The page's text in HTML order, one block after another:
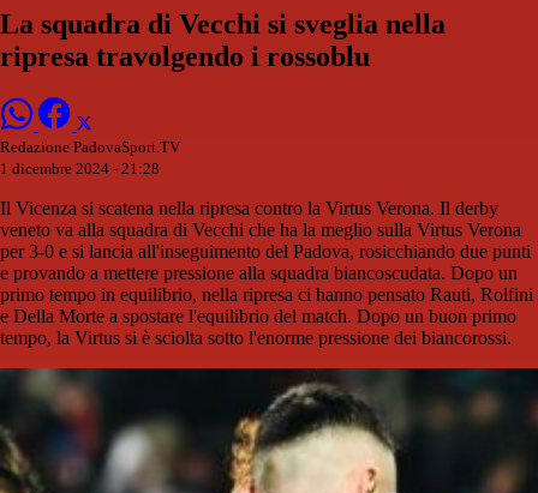
La squadra di Vecchi si sveglia nella
ripresa travolgendo i rossoblu
Redazione PadovaSport.TV
1 dicembre 2024 - 21:28
Il Vicenza si scatena nella ripresa contro la Virtus Verona. Il derby
veneto va alla squadra di Vecchi che ha la meglio sulla Virtus Verona
per 3-0 e si lancia all'inseguimento del Padova, rosicchiando due punti
e provando a mettere pressione alla squadra biancoscudata. Dopo un
primo tempo in equilibrio, nella ripresa ci hanno pensato Rauti, Rolfini
e Della Morte a spostare l'equilibrio del match. Dopo un buon primo
tempo, la Virtus si è sciolta sotto l'enorme pressione dei biancorossi.